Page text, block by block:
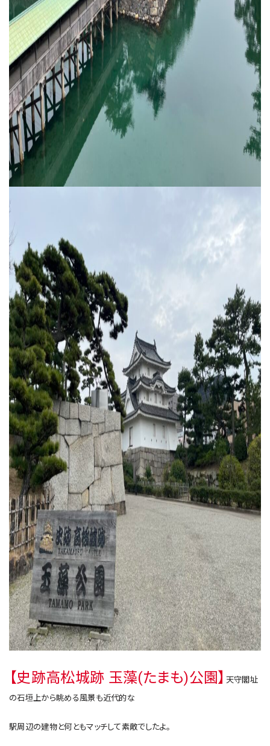
【史跡高松城跡 玉藻(たまも)公園】 天守閣址
の石垣上から眺める風景も近代的な
駅周辺の建物と何ともマッチして素敵でしたよ。